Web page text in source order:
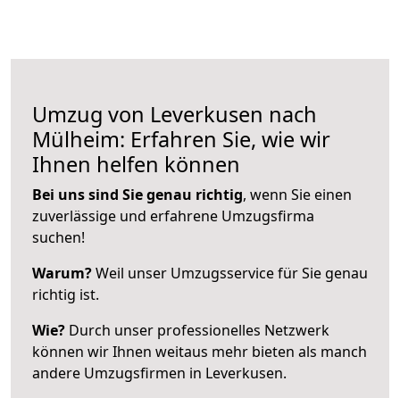
Umzug von Leverkusen nach
Mülheim: Erfahren Sie, wie wir
Ihnen helfen können
Bei uns sind Sie genau richtig, wenn Sie einen
zuverlässige und erfahrene Umzugsfirma
suchen!
Warum?Weil unser Umzugsservice für Sie genau
richtig ist.
Wie? Durch unser professionelles Netzwerk
können wir Ihnen weitaus mehr bieten als manch
andere Umzugsfirmen in Leverkusen.